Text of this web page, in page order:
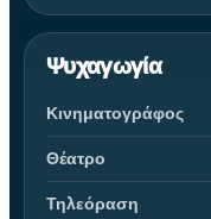
Ψυχαγωγία
Κινηματογράφος
Θέατρο
Τηλεόραση